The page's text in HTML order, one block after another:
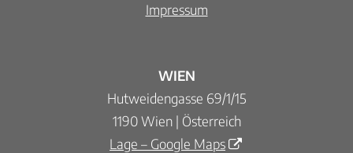
Impressum
WIEN
Hutweidengasse 69/1/15
1190 Wien | Österreich
Lage – Google Maps